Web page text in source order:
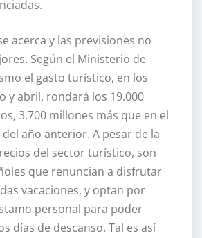
acerca y las previsiones no
Según el Ministerio de
el gasto turístico, en los
y abril, rondará los 19.000
3.700 millones más que en el
año anterior. A pesar de la
del sector turístico, son
que renuncian a disfrutar
vacaciones, y optan por
personal para poder
días de descanso. Tal es así